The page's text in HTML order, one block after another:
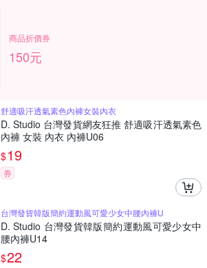
商品折價券
150元
舒適吸汗透氣素色內褲女裝內衣
D. Studio 台灣發貨網友狂推 舒適吸汗透氣素色
內褲 女裝 內衣 內褲U06
$19
券
台灣發貨韓版簡約運動風可愛少女中腰內褲U
D. Studio 台灣發貨韓版簡約運動風可愛少女中
腰內褲U14
$22